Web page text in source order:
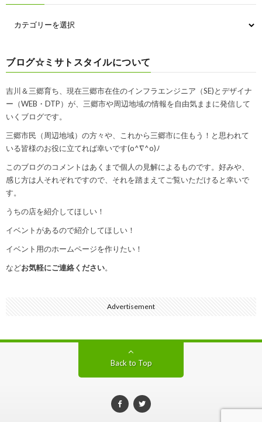
ブログ☆ミサトスタイルについて
吉川＆三郷育ち、現在三郷市在住のインフラエンジニア（SE)とデザイナ
ー（WEB・DTP）が、三郷市や周辺地域の情報を自由気ままに発信して
いくブログです。
三郷市民（周辺地域）の方々や、これから三郷市に住もう！と思われて
いる皆様のお役に立てれば幸いです(o^∇^o)ﾉ
このブログのコメントはあくまで個人の見解によるものです。好みや、
感じ方は人それぞれですので、それを踏まえてご覧いただけると幸いで
す。
うちの店を紹介してほしい！
イベントがあるので紹介してほしい！
イベント用のホームページを作りたい！
などお気軽にご連絡ください。
Advertisement
Back to Top